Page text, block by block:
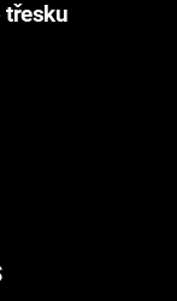
třesku